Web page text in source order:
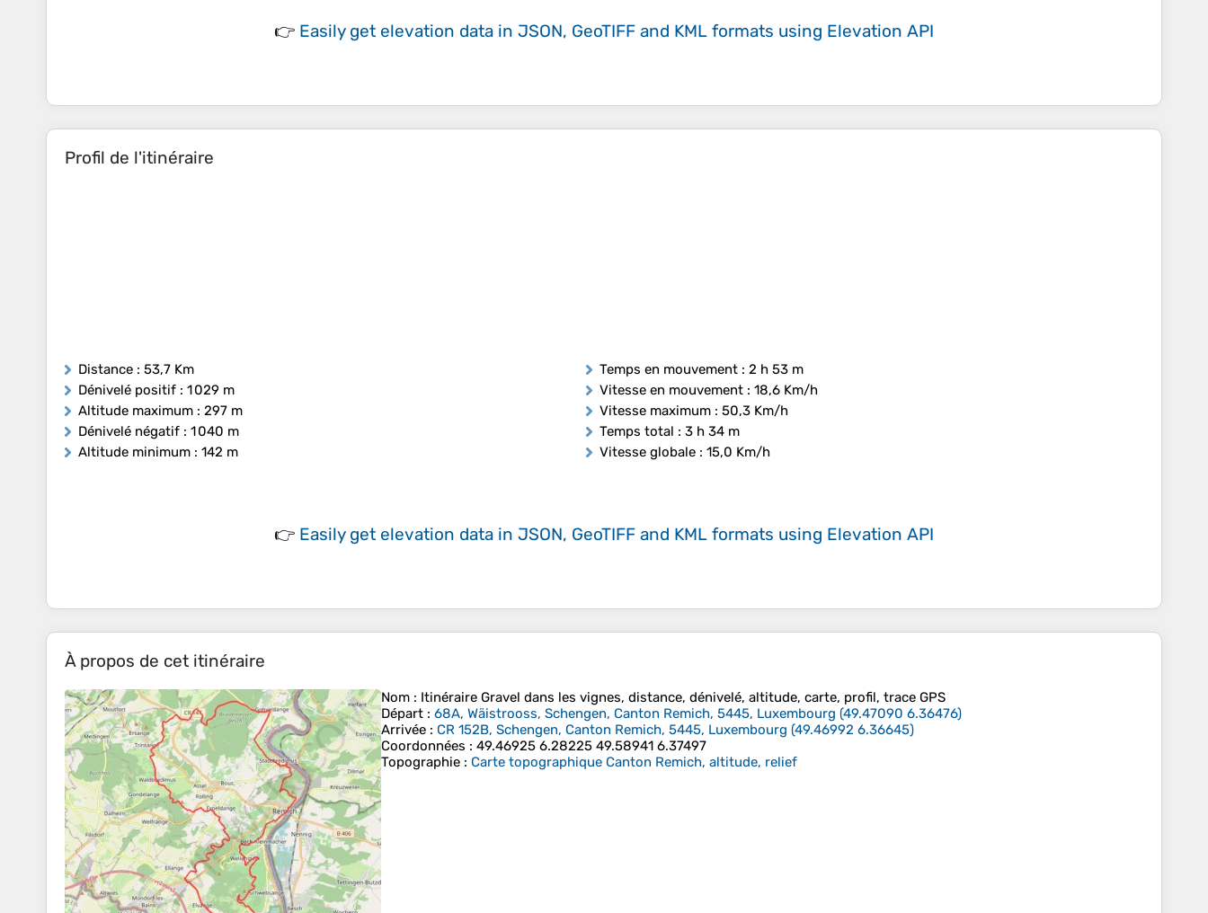
👉 Easily get elevation data in JSON, GeoTIFF and KML formats using Elevation API
Profil de l'itinéraire
Distance : 53,7 Km
Dénivelé positif : 1 029 m
Altitude maximum : 297 m
Dénivelé négatif : 1 040 m
Altitude minimum : 142 m
Temps en mouvement : 2 h 53 m
Vitesse en mouvement : 18,6 Km/h
Vitesse maximum : 50,3 Km/h
Temps total : 3 h 34 m
Vitesse globale : 15,0 Km/h
👉 Easily get elevation data in JSON, GeoTIFF and KML formats using Elevation API
À propos de cet itinéraire
Nom : Itinéraire Gravel dans les vignes, distance, dénivelé, altitude, carte, profil, trace GPS
Départ : 68A, Wäistrooss, Schengen, Canton Remich, 5445, Luxembourg (49.47090 6.36476)
Arrivée : CR 152B, Schengen, Canton Remich, 5445, Luxembourg (49.46992 6.36645)
Coordonnées : 49.46925 6.28225 49.58941 6.37497
Topographie : Carte topographique Canton Remich, altitude, relief